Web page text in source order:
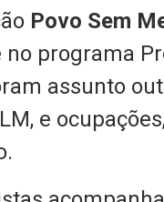
Povo Sem
programa
assunto
e